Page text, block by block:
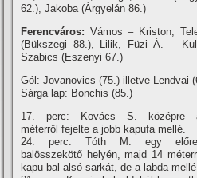
62.), Jakoba (Árgyelán 86.)
Ferencváros: Vámos – Kriston,
(Bükszegi 88.), Lilik, Füzi Á. –
Szabics (Eszenyi 67.)
Gól: Jovanovics (75.) illetve Lendvai
Sárga lap: Bonchis (85.)
17. perc: Kovács S. középre
méterről fejelte a jobb kapufa mellé.
24. perc: Tóth M. egy
balösszekötő helyén, majd 14
kapu bal alsó sarkát, de a labda mellé